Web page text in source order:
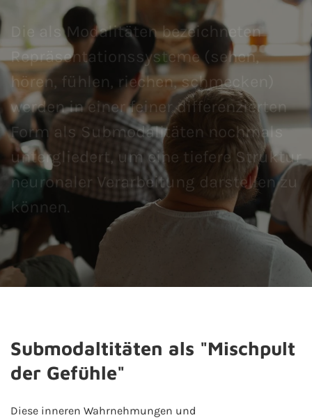
Die als Modalitäten bezeichneten
Repräsentationssysteme (sehen,
hören, fühlen, riechen, schmecken)
werden in einer feiner differenzierten
Form als Submodalitäten nochmals
untergliedert, um eine tiefere Struktur
neuronaler Verarbeitung darstellen zu
können.
Submodaltitäten als "Mischpult
der Gefühle"
Diese inneren Wahrnehmungen und